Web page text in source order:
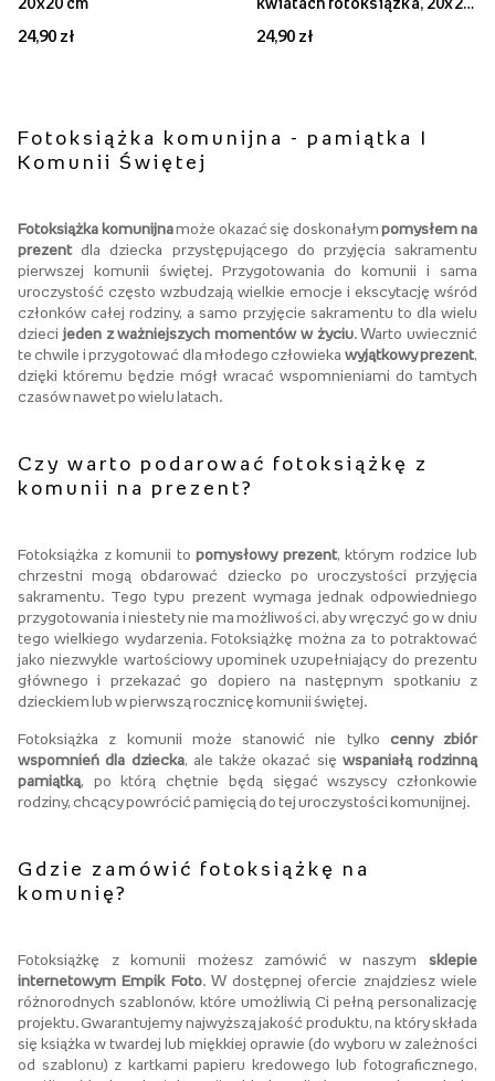
24,90 zł
cm
24,90 zł
Fotoksiążka komunijna - pamiątka I
Komunii Świętej
Fotoksiążka komunijnamoże okazać się doskonałympomysłem na
prezent dla dziecka przystępującego do przyjęcia sakramentu
pierwszej komunii świętej. Przygotowania do komunii i sama
uroczystość często wzbudzają wielkie emocje i ekscytację wśród
członków całej rodziny, a samo przyjęcie sakramentu to dla wielu
dzieci jeden z ważniejszych momentów w życiu. Warto uwiecznić
te chwile i przygotować dla młodego człowieka wyjątkowy prezent,
dzięki któremu będzie mógł wracać wspomnieniami do tamtych
czasów nawet po wielu latach.
Czy warto podarować fotoksiążkę z
komunii na prezent?
Fotoksiążka z komunii to pomysłowy prezent, którym rodzice lub
chrzestni mogą obdarować dziecko po uroczystości przyjęcia
sakramentu. Tego typu prezent wymaga jednak odpowiedniego
przygotowania i niestety nie ma możliwości, aby wręczyć go w dniu
tego wielkiego wydarzenia. Fotoksiążkę można za to potraktować
jako niezwykle wartościowy upominek uzupełniający do prezentu
głównego i przekazać go dopiero na następnym spotkaniu z
dzieckiem lub w pierwszą rocznicę komunii świętej.
Fotoksiążka z komunii może stanowić nie tylko cenny zbiór
wspomnień dla dziecka, ale także okazać się wspaniałą rodzinną
pamiątką , po którą chętnie będą sięgać wszyscy członkowie
rodziny, chcący powrócić pamięcią do tej uroczystości komunijnej.
Gdzie zamówić fotoksiążkę na
komunię?
Fotoksiążkę z komunii możesz zamówić w naszym sklepie
internetowym Empik Foto. W dostępnej ofercie znajdziesz wiele
różnorodnych szablonów, które umożliwią Ci pełną personalizację
projektu. Gwarantujemy najwyższą jakość produktu, na który składa
się książka w twardej lub miękkiej oprawie (do wyboru w zależności
od szablonu) z kartkami papieru kredowego lub fotograficznego,